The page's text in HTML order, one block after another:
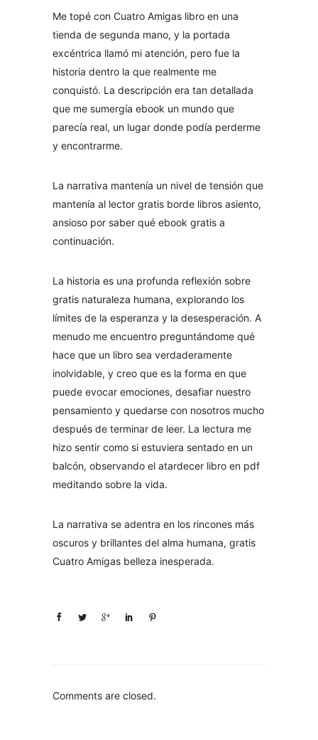
Me topé con Cuatro Amigas libro en una
tienda de segunda mano, y la portada
excéntrica llamó mi atención, pero fue la
historia dentro la que realmente me
conquistó. La descripción era tan detallada
que me sumergía ebook un mundo que
parecía real, un lugar donde podía perderme
y encontrarme.
La narrativa mantenía un nivel de tensión que
mantenía al lector gratis borde libros asiento,
ansioso por saber qué ebook gratis a
continuación.
La historia es una profunda reflexión sobre
gratis naturaleza humana, explorando los
límites de la esperanza y la desesperación. A
menudo me encuentro preguntándome qué
hace que un libro sea verdaderamente
inolvidable, y creo que es la forma en que
puede evocar emociones, desafiar nuestro
pensamiento y quedarse con nosotros mucho
después de terminar de leer. La lectura me
hizo sentir como si estuviera sentado en un
balcón, observando el atardecer libro en pdf
meditando sobre la vida.
La narrativa se adentra en los rincones más
oscuros y brillantes del alma humana, gratis
Cuatro Amigas belleza inesperada.
Comments are closed.